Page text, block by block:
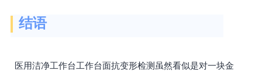
结语
医用洁净工作台工作台面抗变形检测虽然看似是对一块金